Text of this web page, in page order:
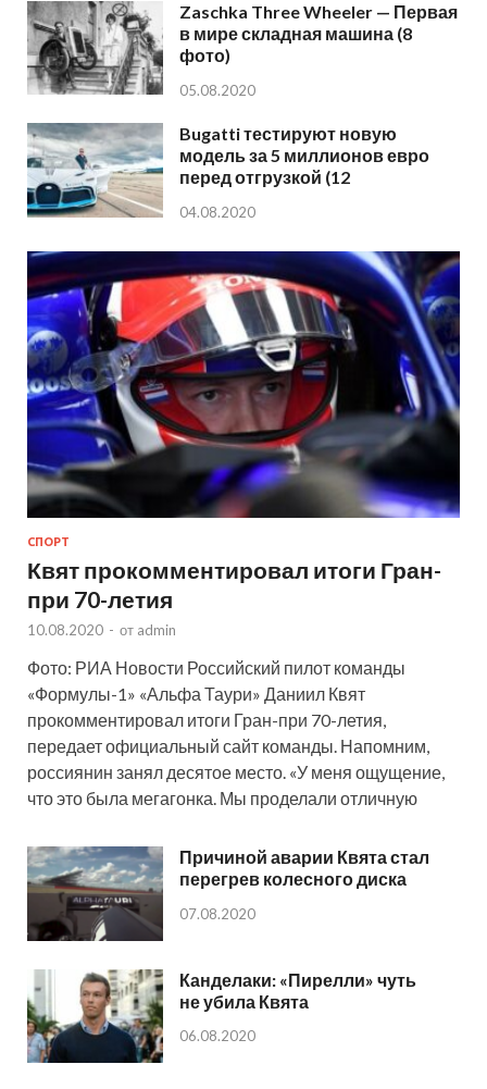
Zaschka Three Wheeler — Первая
в мире складная машина (8
фото)
05.08.2020
Bugatti тестируют новую
модель за 5 миллионов евро
перед отгрузкой (12
04.08.2020
СПОРТ
Квят прокомментировал итоги Гран-
при 70-летия
10.08.2020 - от admin
Фото: РИА Новости Российский пилот команды
«Формулы-1» «Альфа Таури» Даниил Квят
прокомментировал итоги Гран-при 70-летия,
передает официальный сайт команды. Напомним,
россиянин занял десятое место. «У меня ощущение,
что это была мегагонка. Мы проделали отличную
Причиной аварии Квята стал
перегрев колесного диска
07.08.2020
Канделаки: «Пирелли» чуть
не убила Квята
06.08.2020